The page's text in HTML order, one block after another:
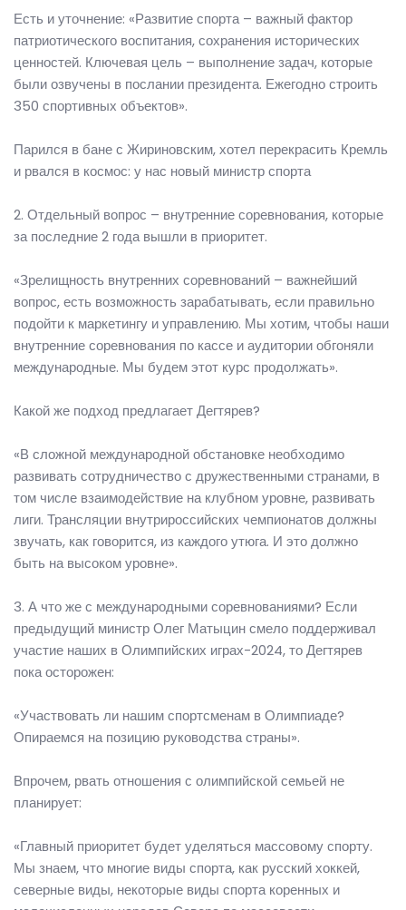
Есть и уточнение: «Развитие спорта – важный фактор
патриотического воспитания, сохранения исторических
ценностей. Ключевая цель – выполнение задач, которые
были озвучены в послании президента. Ежегодно строить
350 спортивных объектов».
Парился в бане с Жириновским, хотел перекрасить Кремль
и рвался в космос: у нас новый министр спорта
2. Отдельный вопрос – внутренние соревнования, которые
за последние 2 года вышли в приоритет.
«Зрелищность внутренних соревнований – важнейший
вопрос, есть возможность зарабатывать, если правильно
подойти к маркетингу и управлению. Мы хотим, чтобы наши
внутренние соревнования по кассе и аудитории обгоняли
международные. Мы будем этот курс продолжать».
Какой же подход предлагает Дегтярев?
«В сложной международной обстановке необходимо
развивать сотрудничество с дружественными странами, в
том числе взаимодействие на клубном уровне, развивать
лиги. Трансляции внутрироссийских чемпионатов должны
звучать, как говорится, из каждого утюга. И это должно
быть на высоком уровне».
3. А что же с международными соревнованиями? Если
предыдущий министр Олег Матыцин смело поддерживал
участие наших в Олимпийских играх-2024, то Дегтярев
пока осторожен:
«Участвовать ли нашим спортсменам в Олимпиаде?
Опираемся на позицию руководства страны».
Впрочем, рвать отношения с олимпийской семьей не
планирует:
«Главный приоритет будет уделяться массовому спорту.
Мы знаем, что многие виды спорта, как русский хоккей,
северные виды, некоторые виды спорта коренных и